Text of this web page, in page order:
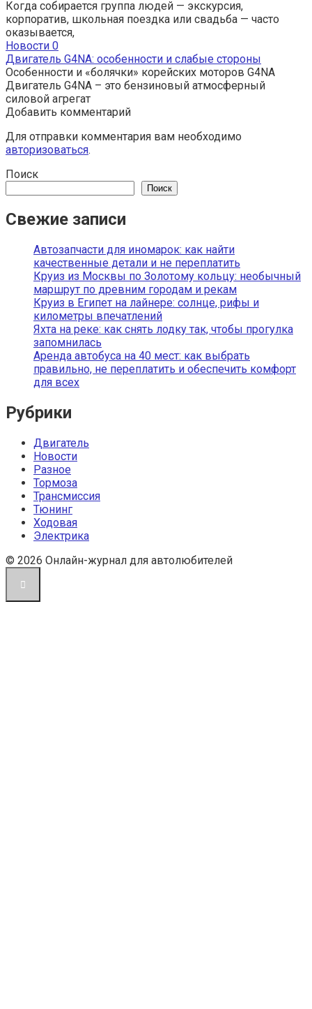
Когда собирается группа людей — экскурсия,
корпоратив, школьная поездка или свадьба — часто
оказывается,
Новости 0
Двигатель G4NA: особенности и слабые стороны
Особенности и «болячки» корейских моторов G4NA
Двигатель G4NA – это бензиновый атмосферный
силовой агрегат
Добавить комментарий
Для отправки комментария вам необходимо
авторизоваться.
Поиск
Поиск
Свежие записи
Автозапчасти для иномарок: как найти
качественные детали и не переплатить
Круиз из Москвы по Золотому кольцу: необычный
маршрут по древним городам и рекам
Круиз в Египет на лайнере: солнце, рифы и
километры впечатлений
Яхта на реке: как снять лодку так, чтобы прогулка
запомнилась
Аренда автобуса на 40 мест: как выбрать
правильно, не переплатить и обеспечить комфорт
для всех
Рубрики
Двигатель
Новости
Разное
Тормоза
Трансмиссия
Тюнинг
Ходовая
Электрика
© 2026 Онлайн-журнал для автолюбителей